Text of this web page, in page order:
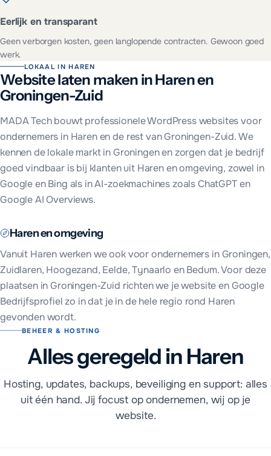
Eerlijk en transparant
Geen verborgen kosten, geen langlopende contracten. Gewoon goed
werk.
LOKAAL INHAREN
Website laten maken inHarenen
Groningen-Zuid
MADA Tech bouwt professionele WordPress websites voor
ondernemers in Harenen de rest vanGroningen-Zuid. We
kennen de lokale markt inGroningenen zorgen dat je bedrijf
goed vindbaar is bij klanten uit Harenen omgeving, zowel in
Google en Bing als in AI-zoekmachines zoals ChatGPT en
Google AI Overviews.
Harenen omgeving
Vanuit Harenwerken we ook voor ondernemers inGroningen,
Zuidlaren, Hoogezand, Eelde, Tynaarlo en Bedum. Voor deze
plaatsen inGroningen-Zuid richten we je website en Google
Bedrijfsprofiel zo in dat je in de hele regio rond Haren
gevonden wordt.
BEHEER & HOSTING
Alles geregeld in Haren
Hosting, updates, backups, beveiliging en support: alles
uit één hand. Jij focust op ondernemen, wij op je
website.